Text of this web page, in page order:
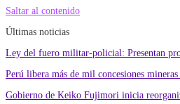
Saltar al contenido
Últimas noticias
Ley del fuero militar-policial: Presentan
Perú libera más de mil concesiones
Gobierno de Keiko Fujimori inicia